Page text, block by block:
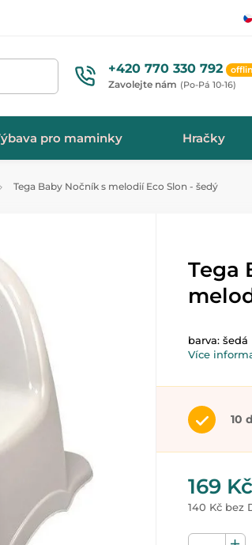
+420 770 330 792
Zavolejte nám (Po-Pá 10-16)
pro maminky Hračky
Tega Baby Nočník s melodií Eco Slon - šedý
Tega
barva: šedá
Více
10
169 Kč
140 Kč bez